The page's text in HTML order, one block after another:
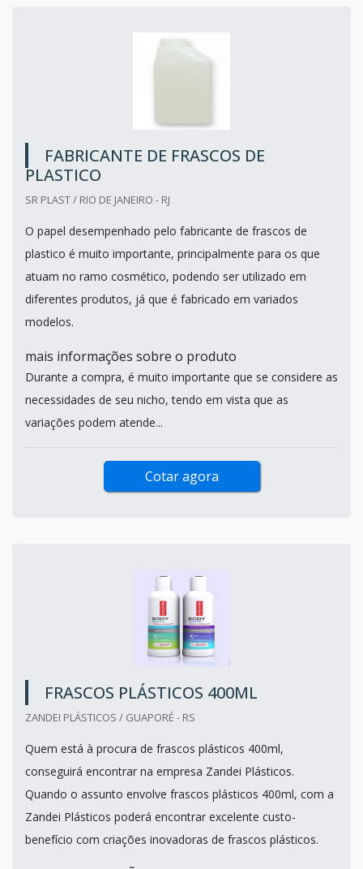
FABRICANTE DE FRASCOS DE
PLASTICO
SR PLAST / RIO DE JANEIRO - RJ
O papel desempenhado pelo fabricante de frascos de
plastico é muito importante, principalmente para os que
atuam no ramo cosmético, podendo ser utilizado em
diferentes produtos, já que é fabricado em variados
modelos.
mais informações sobre o produto
Durante a compra, é muito importante que se considere as
necessidades de seu nicho, tendo em vista que as
variações podem atende...
Cotar agora
FRASCOS PLÁSTICOS 400ML
ZANDEI PLÁSTICOS / GUAPORÉ - RS
Quem está à procura de frascos plásticos 400ml,
conseguirá encontrar na empresa Zandei Plásticos.
Quando o assunto envolve frascos plásticos 400ml, com a
Zandei Plásticos poderá encontrar excelente custo-
benefício com criações inovadoras de frascos plásticos.